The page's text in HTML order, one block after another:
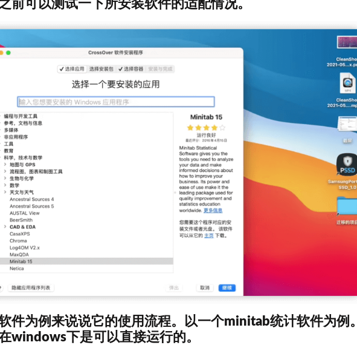
前可以测试一下所安装软件的适配情况。
件为例来说说它的使用流程。以一个minitab统计软件为例。
windows下是可以直接运行的。